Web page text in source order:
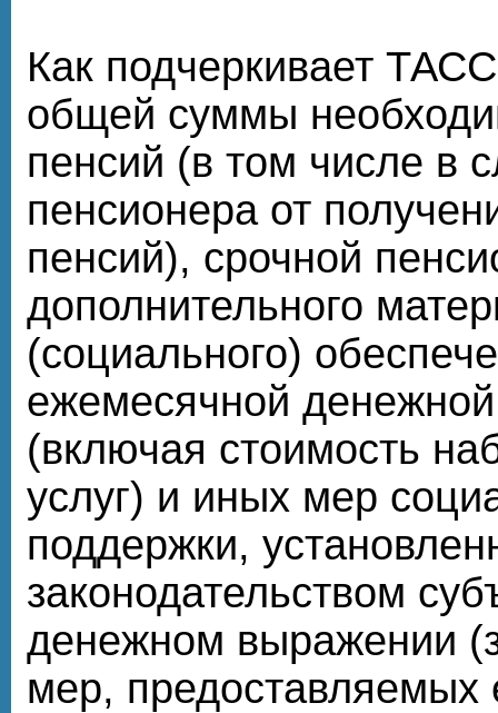
Как подчеркивает
общей суммы
пенсий (в том числе в
пенсионера от
пенсий), срочной
дополнительного
(социального)
ежемесячной
(включая стоимость
услуг) и иных мер
поддержки,
законодательством
денежном выражении
мер, предоставляемых